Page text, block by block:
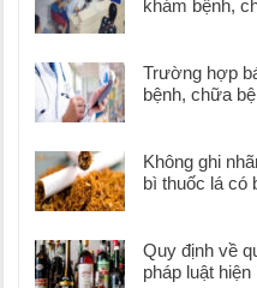
khám bệnh,
Trường hợp
bệnh, chữa
Không ghi
bì thuốc lá có
Quy định về
pháp luật hiện